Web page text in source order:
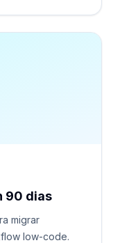
90 dias
migrar
low-code.